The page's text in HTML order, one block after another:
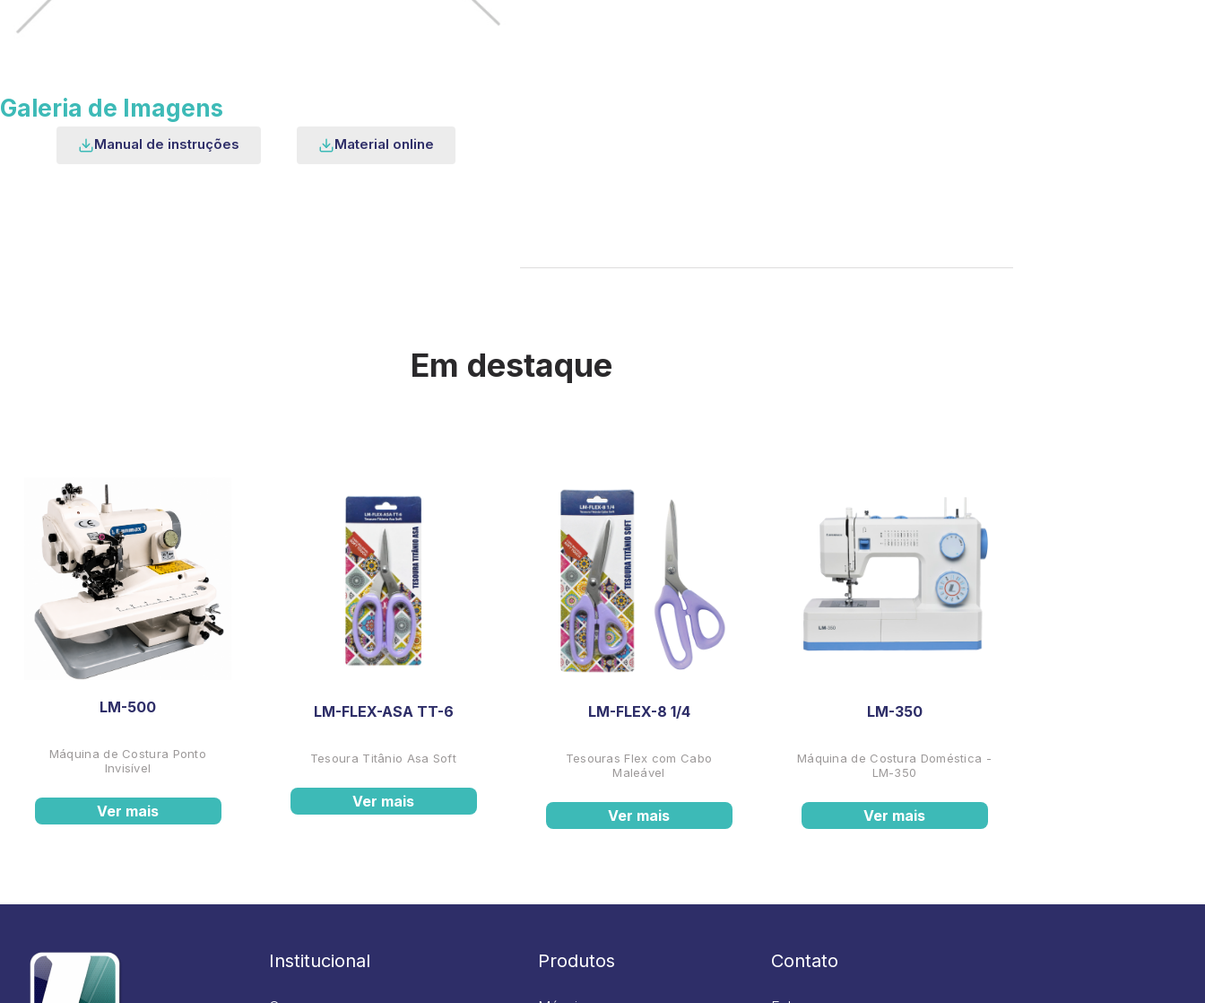
Galeria de Imagens
Manual de instruções Material online
Em destaque
LM-500
Máquina de Costura Ponto
Invisível
Ver mais
LM-FLEX-ASA TT-6
Tesoura Titânio Asa Soft
Ver mais
LM-FLEX-8 1/4
Tesouras Flex com Cabo
Maleável
Ver mais
LM-350
Máquina de Costura Doméstica -
LM-350
Ver mais
Institucional Produtos Contato